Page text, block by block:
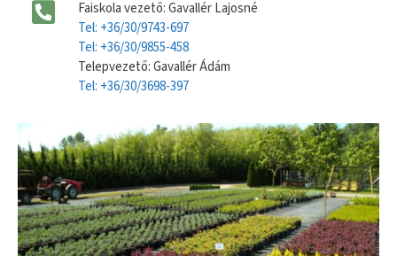
Faiskola vezető: Gavallér Lajosné
Tel: +36/30/9743-697
Tel: +36/30/9855-458
Telepvezető: Gavallér Ádám
Tel: +36/30/3698-397